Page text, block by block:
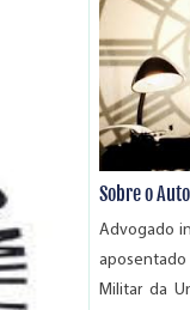
Sobre o
Advogado
Militar da